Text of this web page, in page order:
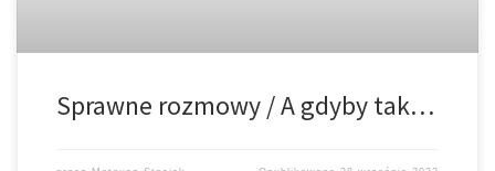
Sprawne rozmowy / A gdyby tak…